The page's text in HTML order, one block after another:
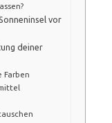
vor
deiner
Farben